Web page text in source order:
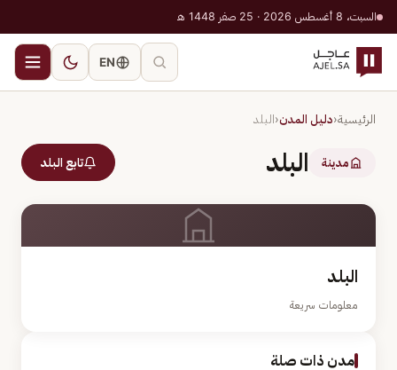
السبت، 8 أغسطس 2026 · 25 صفر 1448 هـ
EN
الرئيسية‹دليل المدن‹البلد
مدينة البلد تابع البلد
البلد
معلومات سريعة
مدن ذات صلة